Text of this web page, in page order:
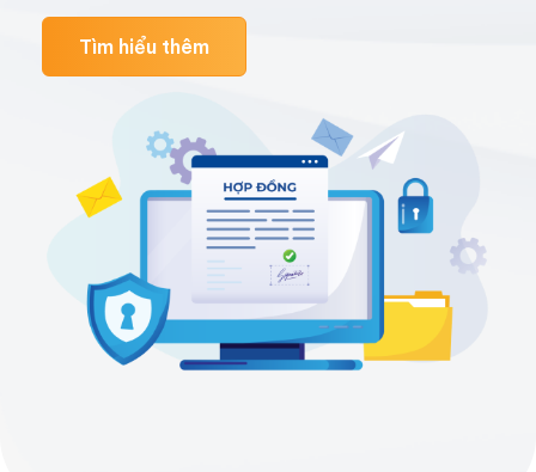
Tìm hiểu thêm